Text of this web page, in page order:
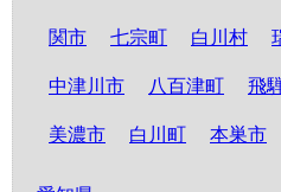
関市 七宗町 白川村
中津川市 八百津町 飛
美濃市 白川町 本巣市